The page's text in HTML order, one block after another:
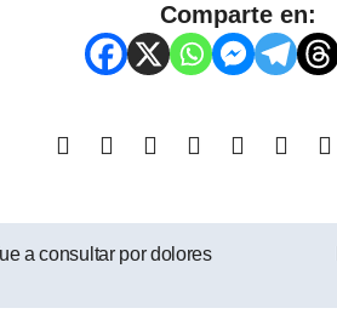
Comparte en:
a consultar por dolores